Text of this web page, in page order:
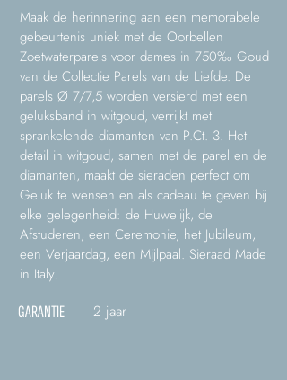
Maak de herinnering aan een memorabele
gebeurtenis uniek met de Oorbellen
Zoetwaterparels voor dames in 750‰ Goud
van de Collectie Parels van de Liefde. De
parels Ø 7/7,5 worden versierd met een
geluksband in witgoud, verrijkt met
sprankelende diamanten van P.Ct. 3. Het
detail in witgoud, samen met de parel en de
diamanten, maakt de sieraden perfect om
Geluk te wensen en als cadeau te geven bij
elke gelegenheid: de Huwelijk, de
Afstuderen, een Ceremonie, het Jubileum,
een Verjaardag, een Mijlpaal. Sieraad Made
in Italy.
GARANTIE 2 jaar